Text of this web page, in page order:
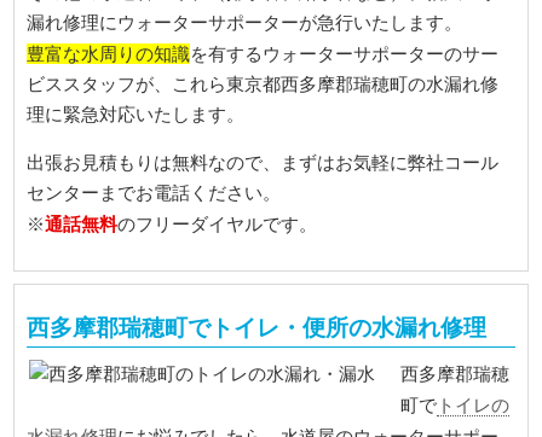
漏れ修理にウォーターサポーターが急行いたします。
豊富な水周りの知識を有するウォーターサポーターのサー
ビススタッフが、これら東京都西多摩郡瑞穂町の水漏れ修
理に緊急対応いたします。
出張お見積もりは無料なので、まずはお気軽に弊社コール
センターまでお電話ください。
※通話無料のフリーダイヤルです。
西多摩郡瑞穂町でトイレ・便所の水漏れ修理
西多摩郡瑞穂
町で トイレの